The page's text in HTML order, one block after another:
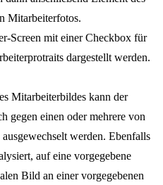
Mitarbeiterfotos.
Screen mit einer Checkbox für
dargestellt werden.
Mitarbeiterbildes kann der
gegen einen oder mehrere von
werden. Ebenfalls
auf eine vorgegebene
Bild an einer vorgegebenen